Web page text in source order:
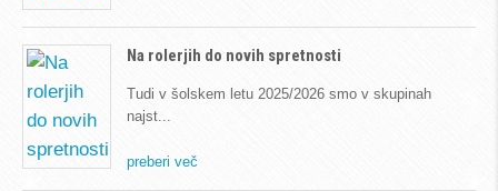
Na rolerjih do novih spretnosti
Tudi v šolskem letu 2025/2026 smo v skupinah
najst
preberi več